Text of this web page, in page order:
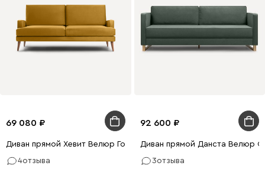
69 080
Диван прямой Хевит Велюр Горчичный
4отзыва
92 600
Диван прямой Данста Велюр
3отзыва